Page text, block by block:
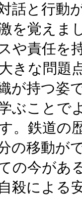
話と行動
を覚えま
や責任を
きな問題
が持つ姿
ぶことで
。鉄道の
の移動が
の今があ
殺による